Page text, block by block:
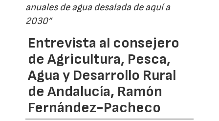
anuales de agua desalada de aquí a
2030”
Entrevista al consejero
de Agricultura, Pesca,
Agua y Desarrollo Rural
de Andalucía, Ramón
Fernández-Pacheco